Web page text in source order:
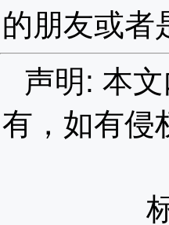
的朋友或者
声明: 本
有，如有侵